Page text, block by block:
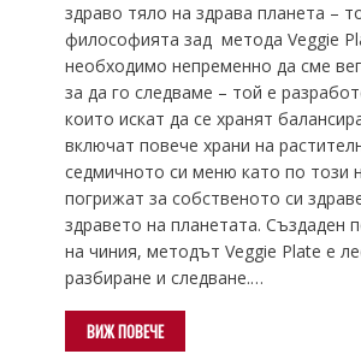
здраво тяло на здрава планета –
философията зад метода Veggie
необходимо непременно да сме
за да го следваме – той е
които искат да се хранят
включат повече храни на
седмичното си меню като по този
погрижат за собственото си
здравето на планетата. Създаден
на чиния, методът Veggie Plate е
разбиране и следване.…
ВИЖ ПОВЕЧЕ